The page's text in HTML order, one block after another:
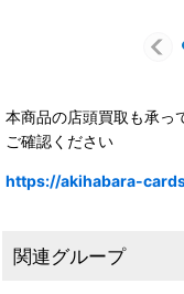
本商品の店頭買取も承っ
ご確認ください
https://akihabara-
関連グループ